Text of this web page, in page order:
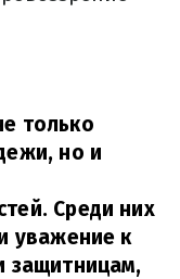
только
но и
Среди них
уважение к
защитницам,